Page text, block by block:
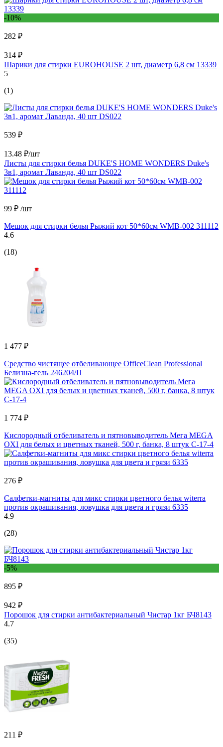
-10%
282 ₽
314 ₽
Шарики для стирки EUROHOUSE 2 шт, диаметр 6,8 см 13339
5
(1)
539 ₽
13.48 ₽/шт
Листы для стирки белья DUKE'S HOME WONDERS Duke's
3в1, аромат Лаванда, 40 шт DS022
99 ₽ /шт
Мешок для стирки белья Рыжий кот 50*60см WMB-002 311112
4.6
(18)
1 477 ₽
Средство чистящее отбеливающее OfficeClean Professional
Белизна-гель 246204/П
1 774 ₽
Кислородный отбеливатель и пятновыводитель Мега MEGA
OXI для белых и цветных тканей, 500 г, банка, 8 штук С-17-4
276 ₽
Салфетки-магниты для микс стирки цветного белья witerra
против окрашивания, ловушка для цвета и грязи 6335
4.9
(28)
-5%
895 ₽
942 ₽
Порошок для стирки антибактериальный Чистар 1кг БЧ8143
4.7
(35)
211 ₽